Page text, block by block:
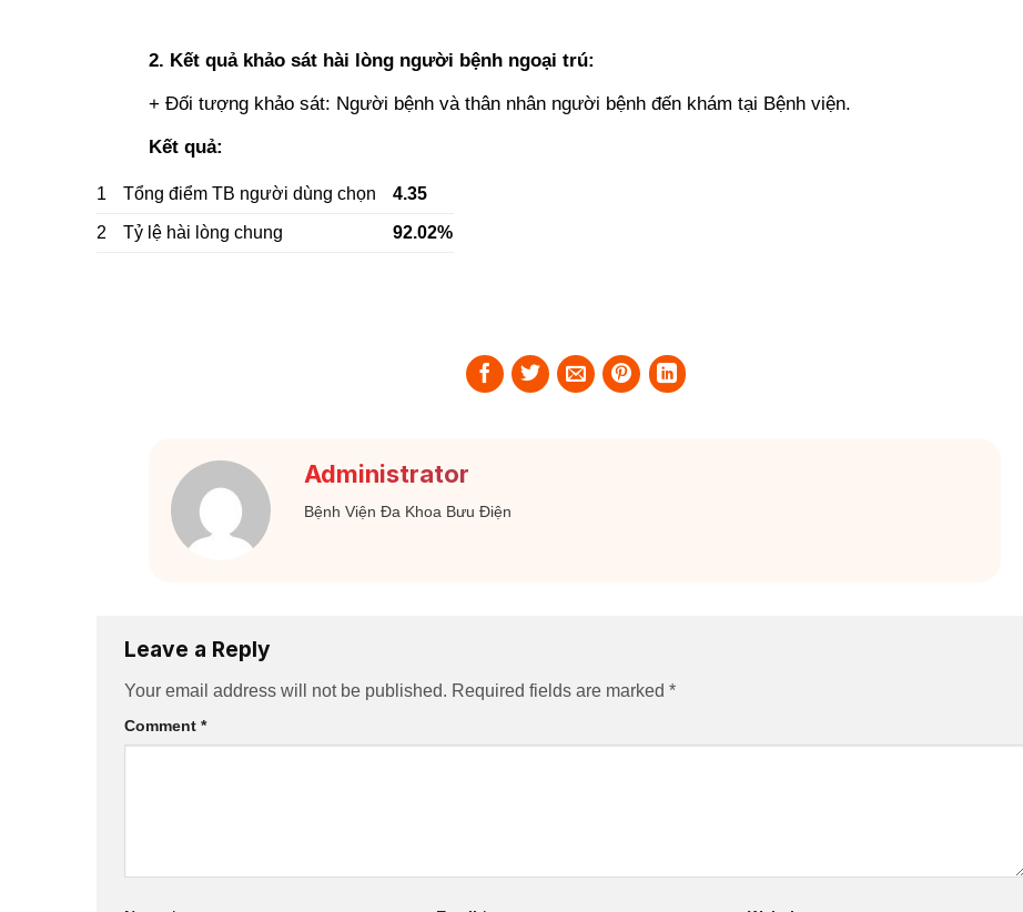
2. Kết quả khảo sát hài lòng người bệnh ngoại trú:
+ Đối tượng khảo sát: Người bệnh và thân nhân người bệnh đến khám tại Bệnh viện.
Kết quả:
1 Tổng điểm TB người dùng chọn 4.35
2 Tỷ lệ hài lòng chung 92.02%
Administrator
Bệnh Viện Đa Khoa Bưu Điện
Leave a Reply
Your email address will not be published. Required fields are marked *
Comment *